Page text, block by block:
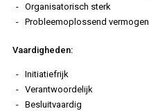
Organisatorisch sterk
Probleemoplossend vermogen
Vaardigheden:
Initiatiefrijk
Verantwoordelijk
Besluitvaardig